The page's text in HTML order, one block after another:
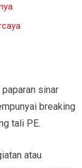
sinar
breaking
tali PE.
atau